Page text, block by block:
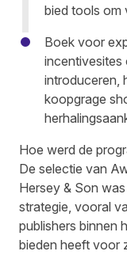
bied tools om
Boek voor
incentivesites
introduceren,
koopgrage
Hoe werd de
De selectie van
Hersey & Son
strategie, vooral
publishers binnen
bieden heeft voor